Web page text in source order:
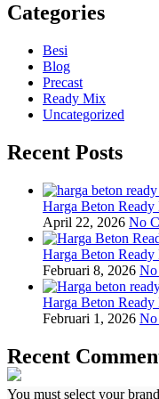
Categories
Besi
Blog
Precast
Ready Mix
Uncategorized
Recent Posts
Harga Beton
April 22, 2026 No
Harga Beton
Februari 8, 2026 No
Harga Beton
Februari 1, 2026 No
Recent
You must select your